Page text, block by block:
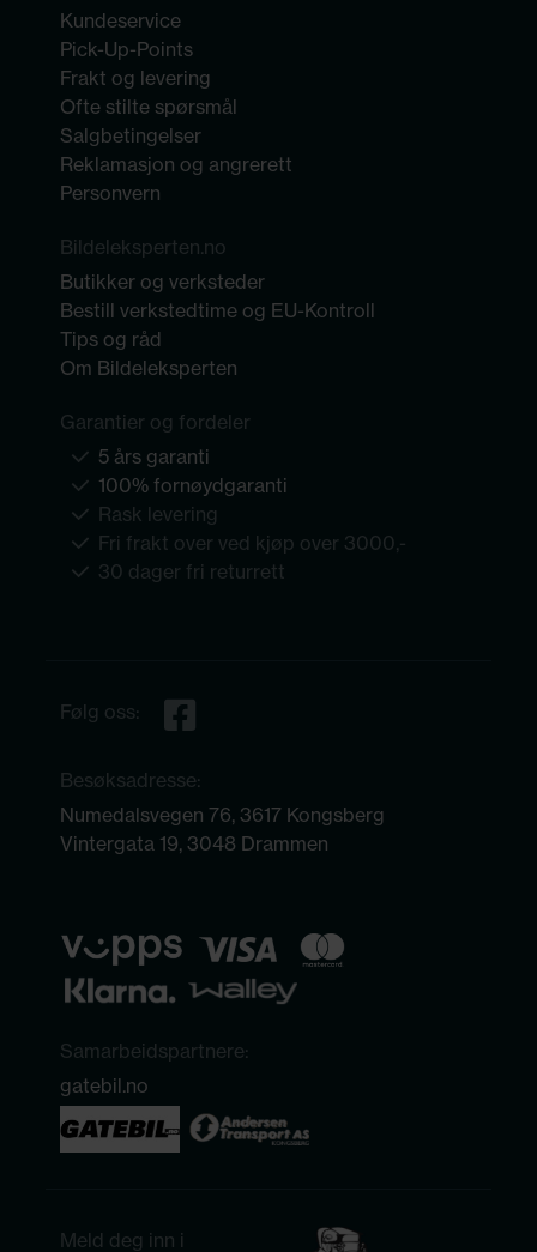
Kundeservice
Pick-Up-Points
Frakt og levering
Ofte stilte spørsmål
Salgbetingelser
Reklamasjon og angrerett
Personvern
Bildeleksperten.no
Butikker og verksteder
Bestill verkstedtime og EU-Kontroll
Tips og råd
Om Bildeleksperten
Garantier og fordeler
5 års garanti
100% fornøydgaranti
Rask levering
Fri frakt over ved kjøp over 3000,-
30 dager fri returrett
Følg oss:
Besøksadresse:
Numedalsvegen 76, 3617 Kongsberg
Vintergata 19, 3048 Drammen
Samarbeidspartnere:
gatebil.no
Meld deg inn i